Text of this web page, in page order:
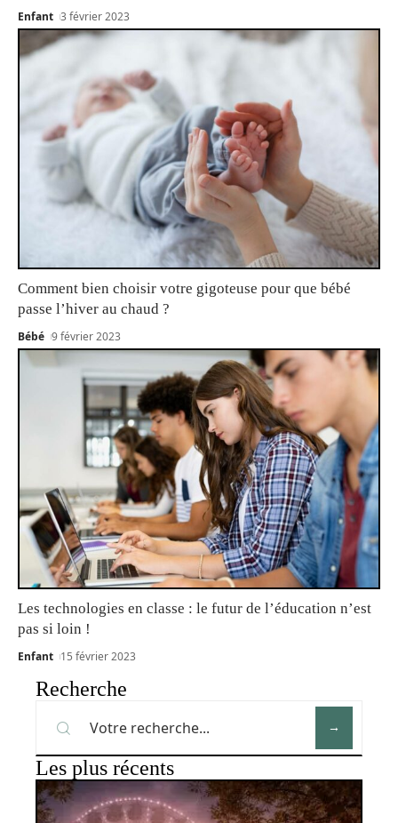
Enfant 3 février 2023
Comment bien choisir votre gigoteuse pour que bébé
passe l’hiver au chaud ?
Bébé 9 février 2023
Les technologies en classe : le futur de l’éducation n’est
pas si loin !
Enfant 15 février 2023
Recherche
Les plus récents